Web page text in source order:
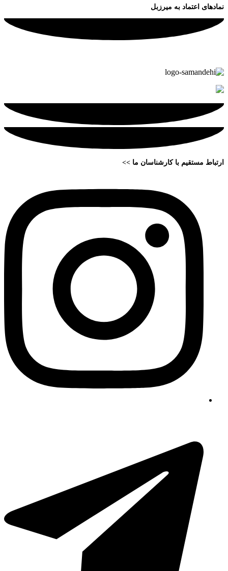
نمادهای اعتماد به میرزبل
ارتباط مستقیم با کارشناسان ما >>